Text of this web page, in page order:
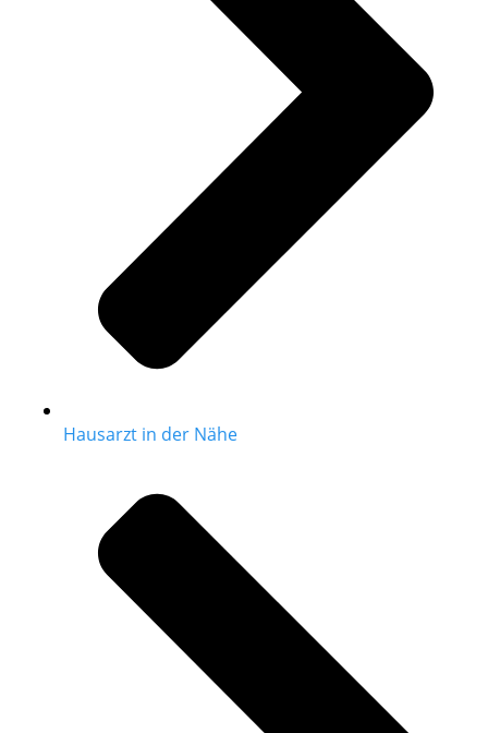
Hausarzt in der Nähe